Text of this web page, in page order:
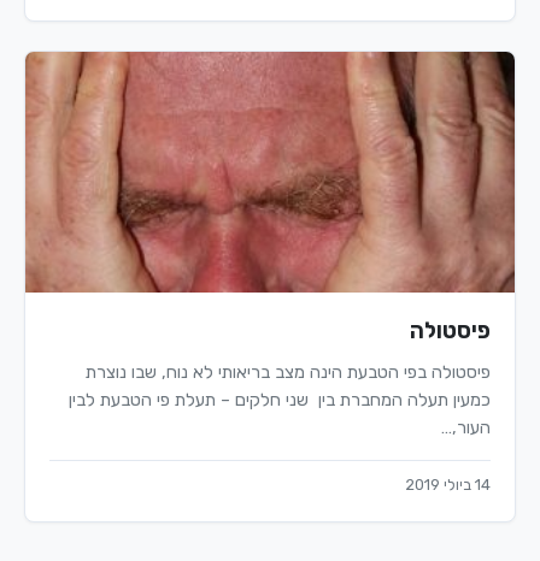
פיסטולה
פיסטולה בפי הטבעת הינה מצב בריאותי לא נוח, שבו נוצרת
כמעין תעלה המחברת בין שני חלקים – תעלת פי הטבעת לבין
העור,…
14 ביולי 2019